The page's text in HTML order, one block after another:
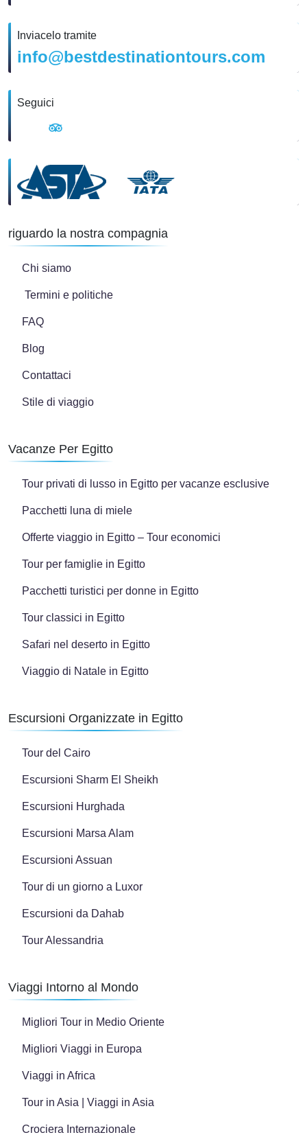
Inviacelo tramite
info@bestdestinationtours.com
Seguici
riguardo la nostra compagnia
Chi siamo
Termini e politiche
FAQ
Blog
Contattaci
Stile di viaggio
Vacanze Per Egitto
Tour privati di lusso in Egitto per vacanze esclusive
Pacchetti luna di miele
Offerte viaggio in Egitto – Tour economici
Tour per famiglie in Egitto
Pacchetti turistici per donne in Egitto
Tour classici in Egitto
Safari nel deserto in Egitto
Viaggio di Natale in Egitto
Escursioni Organizzate in Egitto
Tour del Cairo
Escursioni Sharm El Sheikh
Escursioni Hurghada
Escursioni Marsa Alam
Escursioni Assuan
Tour di un giorno a Luxor
Escursioni da Dahab
Tour Alessandria
Viaggi Intorno al Mondo
Migliori Tour in Medio Oriente
Migliori Viaggi in Europa
Viaggi in Africa
Tour in Asia | Viaggi in Asia
Crociera Internazionale